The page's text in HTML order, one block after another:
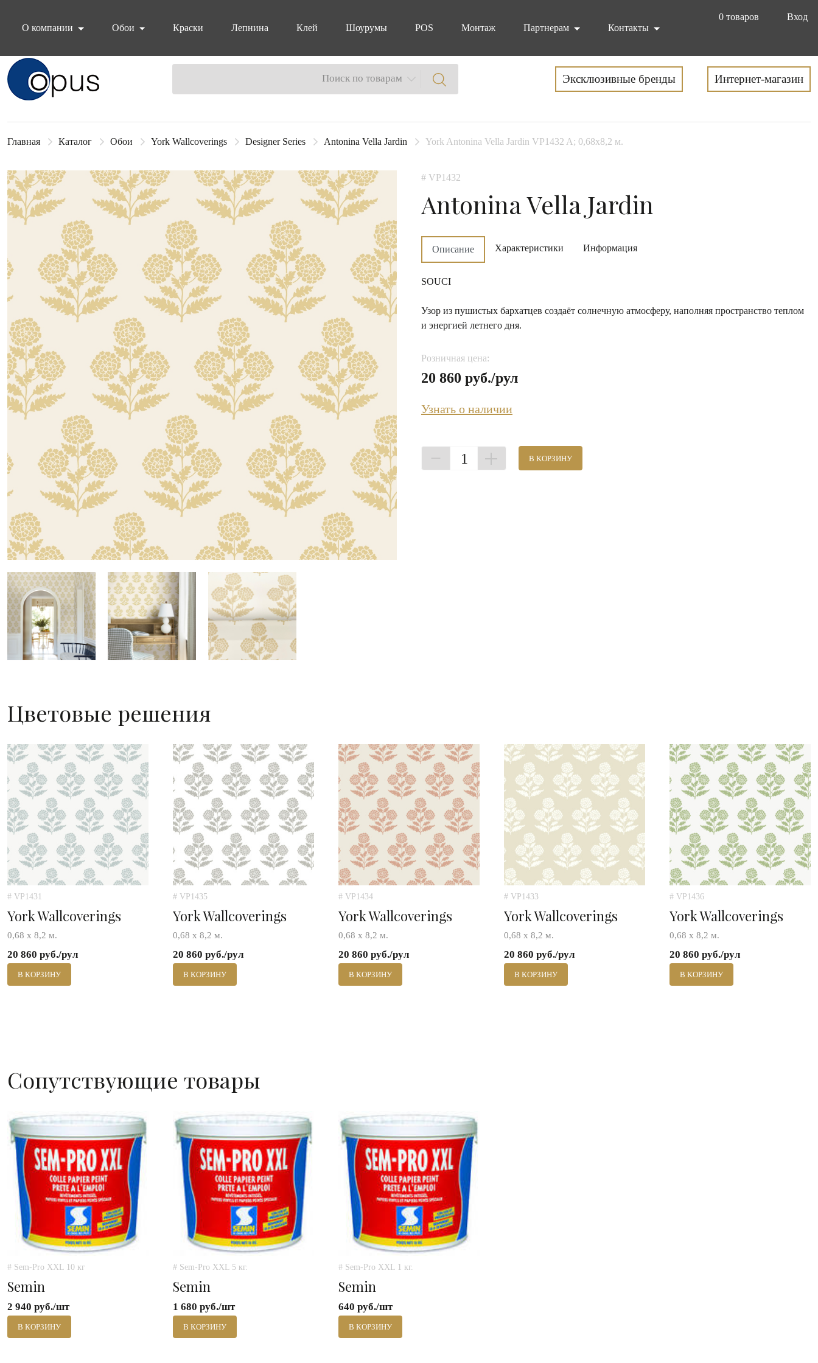
0 товаров
Вход
О компании
Обои Краски Лепнина Клей Шоурумы POS Монтаж Партнерам Контакты
Блок поиска Поиск по товарам Эксклюзивные бренды Интернет-магазин
Главная Каталог Обои York Wallcoverings Designer Series Antonina Vella Jardin York Antonina Vella Jardin VP1432 A; 0,68x8,2 м.
# VP1432
Antonina Vella Jardin
Описание Характеристики Информация
SOUCI
Узор из пушистых бархатцев создаёт солнечную атмосферу, наполняя пространство теплом
и энергией летнего дня.
Розничная цена:
20 860 руб./рул
Узнать о наличии
1 В КОРЗИНУ
Цветовые решения
# VP1431
York Wallcoverings
0,68 х 8,2 м.
20 860 руб./рул
В КОРЗИНУ
# VP1435
York Wallcoverings
0,68 х 8,2 м.
20 860 руб./рул
В КОРЗИНУ
# VP1434
York Wallcoverings
0,68 х 8,2 м.
20 860 руб./рул
В КОРЗИНУ
# VP1433
York Wallcoverings
0,68 х 8,2 м.
20 860 руб./рул
В КОРЗИНУ
# VP1436
York Wallcoverings
0,68 х 8,2 м.
20 860 руб./рул
В КОРЗИНУ
Сопутствующие товары
# Sem-Pro XXL 10 кг
Semin
2 940 руб./шт
В КОРЗИНУ
# Sem-Pro XXL 5 кг.
Semin
1 680 руб./шт
В КОРЗИНУ
# Sem-Pro XXL 1 кг.
Semin
640 руб./шт
В КОРЗИНУ